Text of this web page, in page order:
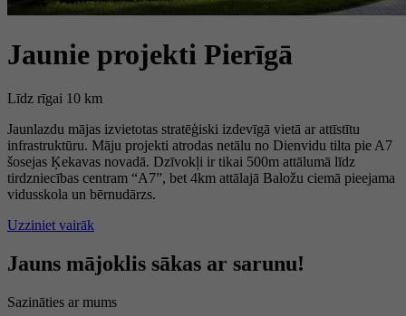
Jaunie projekti Pierīgā
Līdz rīgai 10 km
Jaunlazdu mājas izvietotas stratēģiski izdevīgā vietā ar attīstītu
infrastruktūru. Māju projekti atrodas netālu no Dienvidu tilta pie A7
šosejas Ķekavas novadā. Dzīvokļi ir tikai 500m attālumā līdz
tirdzniecības centram “A7”, bet 4km attālajā Baložu ciemā pieejama
vidusskola un bērnudārzs.
Uzziniet vairāk
Jauns mājoklis sākas ar sarunu!
Sazināties ar mums